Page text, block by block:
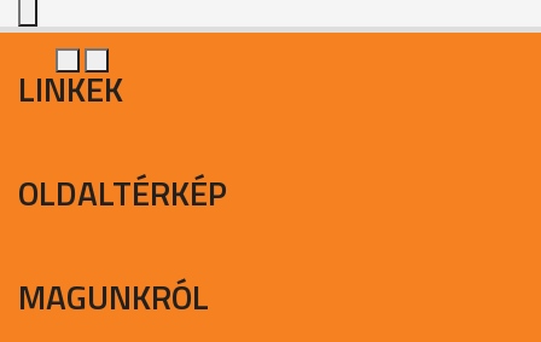
LINKEK
OLDALTÉRKÉP
MAGUNKRÓL